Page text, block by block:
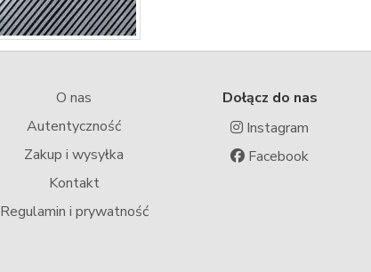
O nas
Autentyczność
Zakup i wysyłka
Kontakt
Regulamin i prywatność
Dołącz do nas
Instagram
Facebook